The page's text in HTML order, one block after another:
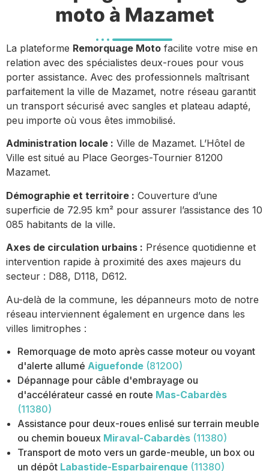
moto à Mazamet
La plateforme Remorquage Moto facilite votre mise en
relation avec des spécialistes deux-roues pour vous
porter assistance. Avec des professionnels maîtrisant
parfaitement la ville de Mazamet, notre réseau garantit
un transport sécurisé avec sangles et plateau adapté,
peu importe où vous êtes immobilisé.
Administration locale : Ville de Mazamet. L’Hôtel de
Ville est situé au Place Georges-Tournier 81200
Mazamet.
Démographie et territoire : Couverture d’une
superficie de 72.95 km² pour assurer l’assistance des 10
085 habitants de la ville.
Axes de circulation urbains : Présence quotidienne et
intervention rapide à proximité des axes majeurs du
secteur : D88, D118, D612.
Au-delà de la commune, les dépanneurs moto de notre
réseau interviennent également en urgence dans les
villes limitrophes :
Remorquage de moto après casse moteur ou voyant
d'alerte allumé Aiguefonde (81200)
Dépannage pour câble d'embrayage ou
d'accélérateur cassé en route Mas-Cabardès
(11380)
Assistance pour deux-roues enlisé sur terrain meuble
ou chemin boueux Miraval-Cabardès (11380)
Transport de moto vers un garde-meuble, un box ou
un dépôt Labastide-Esparbairenque (11380)